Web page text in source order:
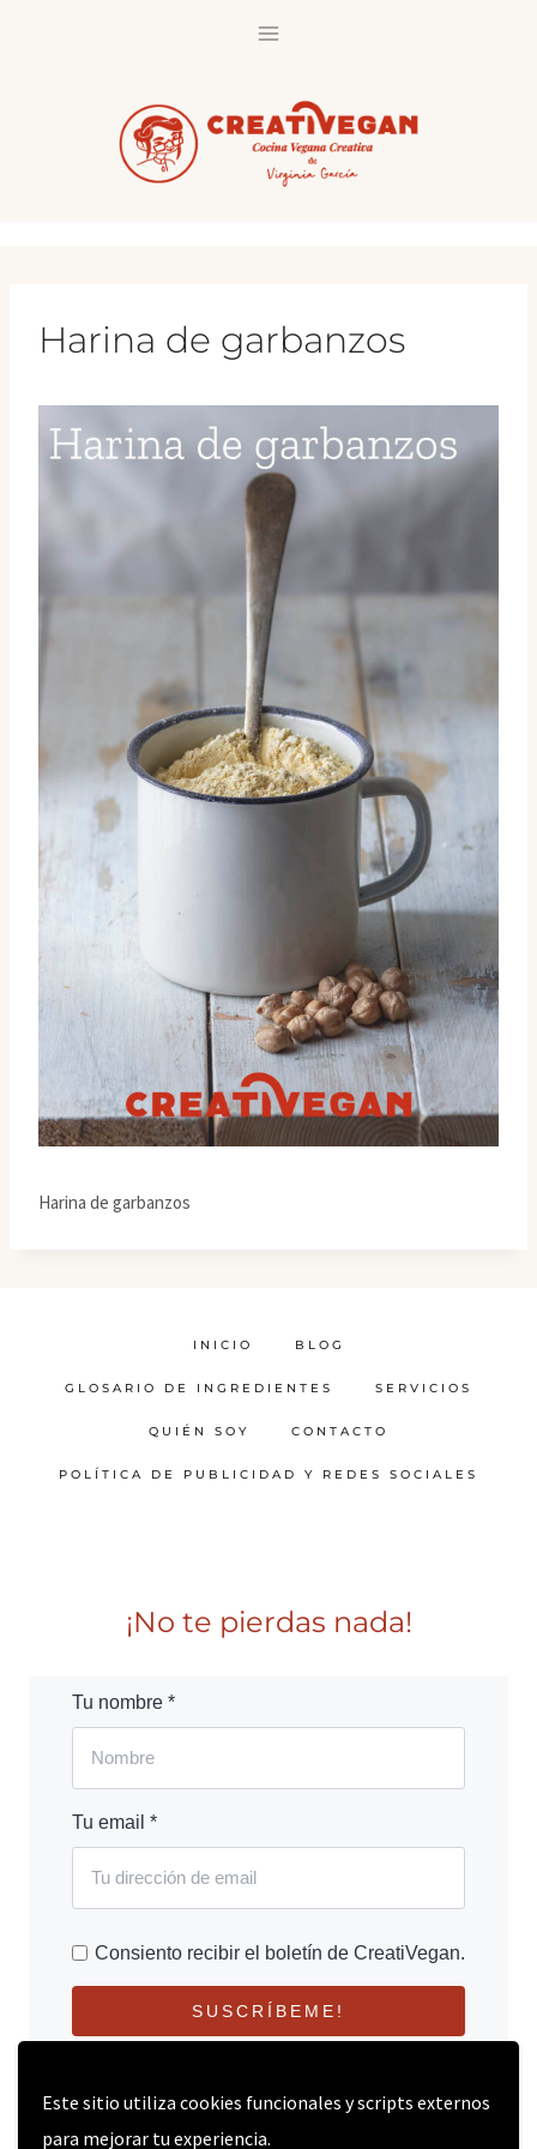
Este sitio utiliza cookies funcionales y scripts externos
para mejorar tu experiencia.
Harina de garbanzos
Harina de garbanzos
INICIO BLOG
GLOSARIO DE INGREDIENTES SERVICIOS
QUIÉN SOY CONTACTO
POLÍTICA DE PUBLICIDAD Y REDES SOCIALES
¡No te pierdas nada!
Tu nombre *
Tu email *
Consiento recibir el boletín de CreatiVegan.
SUSCRÍBEME!